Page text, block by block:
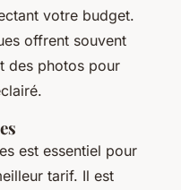
votre budget.
offrent souvent
des photos pour
est essentiel pour
tarif. Il est